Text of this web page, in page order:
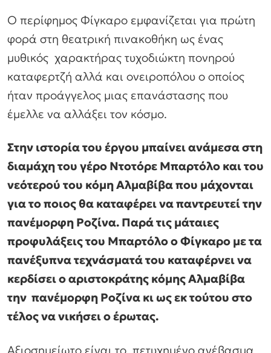
Ο περίφημος Φίγκαρο εμφανίζεται για πρώτη
φορά στη θεατρική πινακοθήκη ως ένας
μυθικός χαρακτήρας τυχοδιώκτη πονηρού
καταφερτζή αλλά και ονειροπόλου ο οποίος
ήταν προάγγελος μιας επανάστασης που
έμελλε να αλλάξει τον κόσμο.
Στην ιστορία του έργου μπαίνει ανάμεσα στη
διαμάχη του γέρο Ντοτόρε Μπαρτόλο και του
νεότερού του κόμη Αλμαβίβα που μάχονται
για το ποιος θα καταφέρει να παντρευτεί την
πανέμορφη Ροζίνα. Παρά τις μάταιες
προφυλάξεις του Μπαρτόλο ο Φίγκαρο με τα
πανέξυπνα τεχνάσματά του καταφέρνει να
κερδίσει ο αριστοκράτης κόμης Αλμαβίβα
την πανέμορφη Ροζίνα κι ως εκ τούτου στο
τέλος να νικήσει ο έρωτας.
Αξιοσημείωτο είναι το πετυχημένο ανέβασμα